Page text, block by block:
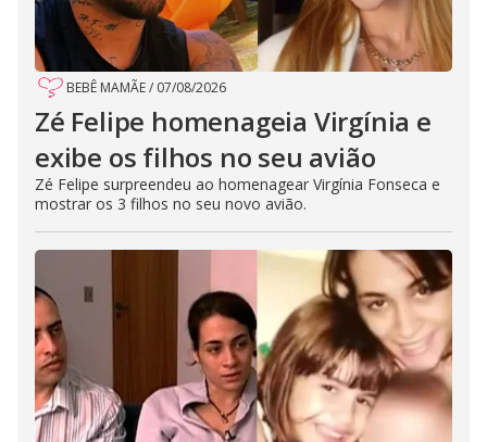
BEBÊ MAMÃE/ 07/08/2026
Zé Felipe homenageia Virgínia e
exibe os filhos no seu avião
Zé Felipe surpreendeu ao homenagear Virgínia Fonseca e
mostrar os 3 filhos no seu novo avião.